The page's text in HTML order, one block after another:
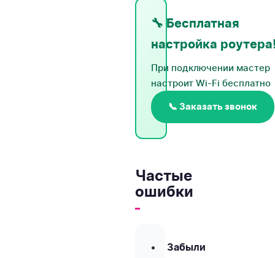
🔧 Бесплатная
настройка
При подключении мастер
настроит Wi-Fi бесплатно
📞 Заказать звонок
Частые
ошибки
Забыли